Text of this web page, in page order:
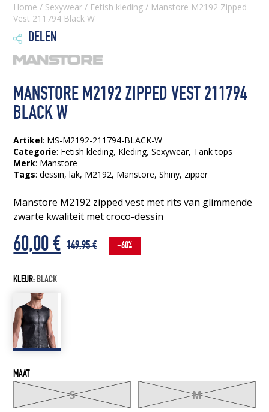
Home / Sexywear / Fetish kleding / Manstore M2192 Zipped
Vest 211794 Black W
 DELEN
MANSTORE M2192 ZIPPED VEST 211794
BLACK W
Artikel: MS-M2192-211794-BLACK-W
Categorie: Fetish kleding, Kleding,Sexywear, Tank tops
Merk: Manstore
Tags:dessin, lak, M2192, Manstore, Shiny, zipper
Manstore M2192 zipped vest met rits van glimmende
zwarte kwaliteit met croco-dessin
149,95€
Oorspronkelijke
prijs
was:
149,95 €.
60,00€
Huidige
prijs
is:
60,00 €.
-60%
KLEUR:BLACK
MAAT
S M